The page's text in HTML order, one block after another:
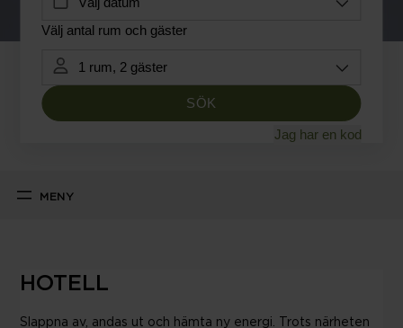
HOTELL
Slappna av, andas ut och hämta ny energi. Trots närheten